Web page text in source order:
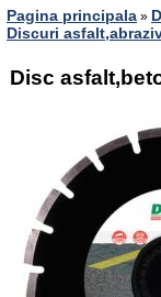
Pagina principala »
Discuri
Disc